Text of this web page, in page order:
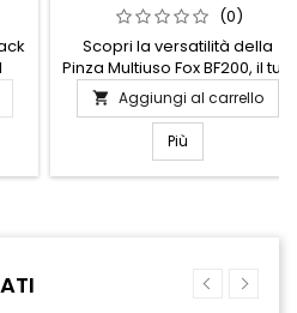
un
(0)
Scopri la versatilità della
Pinza Multiuso Fox BF200, il tuo
alleato ideale per ogni
situazione. Compatta e
robusta, questa pinza è
progettata per affrontare
qualsiasi sfida, dal fai-da-te
garantisce funzionalità e
 Aggiungi al carrello
Più